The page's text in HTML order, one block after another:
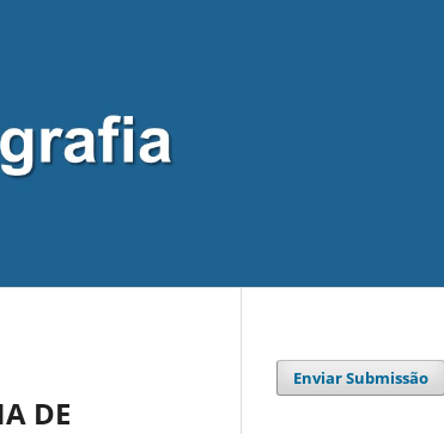
DE
Enviar Submissão